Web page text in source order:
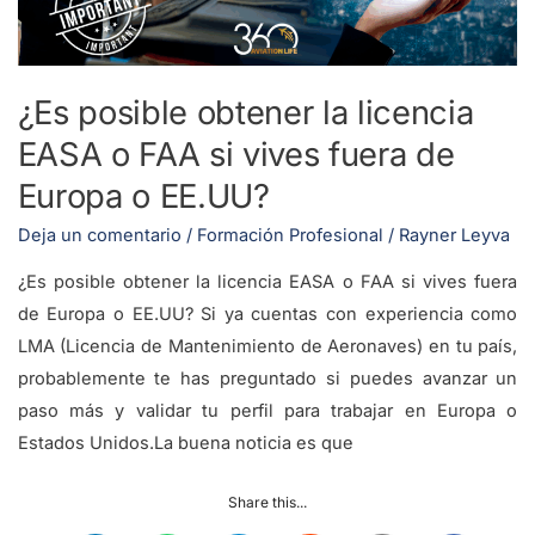
¿Es posible obtener la licencia
EASA o FAA si vives fuera de
Europa o EE.UU?
Deja un comentario / Formación Profesional / Rayner Leyva
¿Es posible obtener la licencia EASA o FAA si vives fuera
de Europa o EE.UU? Si ya cuentas con experiencia como
LMA (Licencia de Mantenimiento de Aeronaves) en tu país,
probablemente te has preguntado si puedes avanzar un
paso más y validar tu perfil para trabajar en Europa o
Estados Unidos.La buena noticia es que
Share this...
o
FAA
vives
fuera
de
Europa
o
EE.UU?